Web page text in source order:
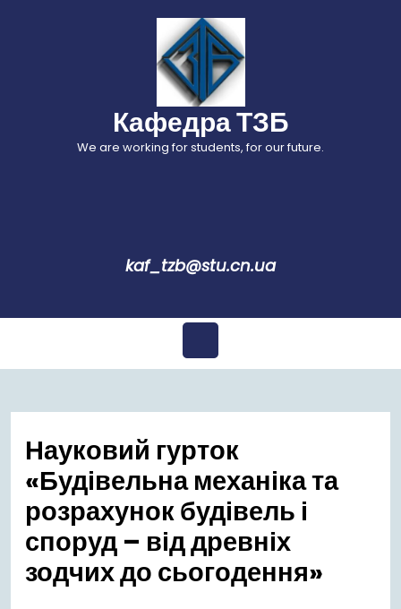
Кафедра ТЗБ
We are working for students, for our future.
kaf_tzb@stu.cn.ua
Відкрити
меню
Науковий гурток
«Будівельна механіка та
розрахунок будівель і
споруд – від древніх
зодчих до сьогодення»